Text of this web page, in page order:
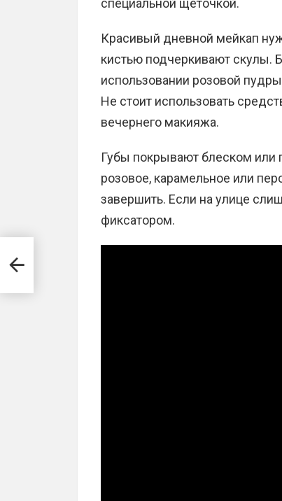
специальной щеточкой.
Красивый дневной мейкап
кистью подчеркивают скулы.
использовании розовой
Не стоит использовать
вечернего макияжа.
Губы покрывают блеском или
розовое, карамельное или
завершить. Если на улице
фиксатором.